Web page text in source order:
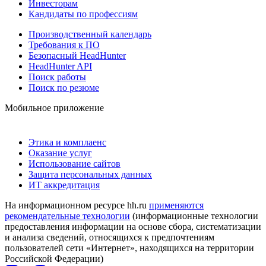
Инвесторам
Кандидаты по профессиям
Производственный календарь
Требования к ПО
Безопасный HeadHunter
HeadHunter API
Поиск работы
Поиск по резюме
Мобильное приложение
Этика и комплаенс
Оказание услуг
Использование сайтов
Защита персональных данных
ИТ аккредитация
На информационном ресурсе hh.ru применяются
рекомендательные технологии (информационные технологии
предоставления информации на основе сбора, систематизации
и анализа сведений, относящихся к предпочтениям
пользователей сети «Интернет», находящихся на территории
Российской Федерации)